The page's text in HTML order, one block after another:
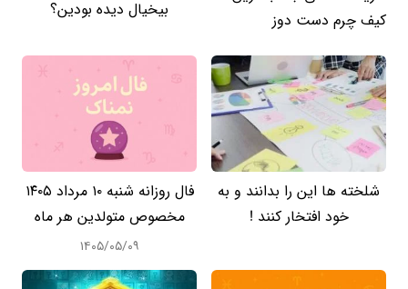
کیف چرم دست دوز
بیخیال دیده بودین؟
شلخته ها این را بدانند و به
خود افتخار کنند !
فال روزانه شنبه ۱۰ مرداد ۱۴۰۵
مخصوص متولدین هر ماه
۱۴۰۵/۰۵/۰۹